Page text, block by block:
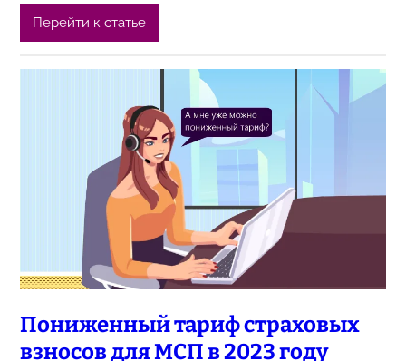
Перейти к статье
Пониженный тариф страховых
взносов для МСП в 2023 году